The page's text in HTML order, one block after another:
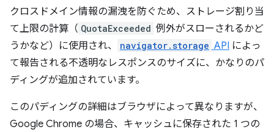
クロスドメイン情報の漏洩を防ぐため、ストレージ割り当
て上限の計算（ QuotaExceeded 例外がスローされるかど
うかなど）に使用され、
navigator.storage API によっ
て報告される不透明なレスポンスのサイズに、かなりのパ
ディングが追加されています。
このパディングの詳細はブラウザによって異なりますが、
Google Chrome の場合、キャッシュに保存された 1 つの